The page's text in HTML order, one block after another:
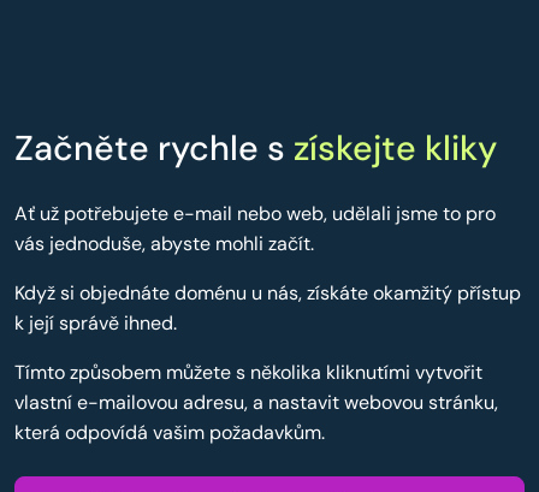
Začněte rychle s získejte kliky
Ať už potřebujete e-mail nebo web, udělali jsme to pro
vás jednoduše, abyste mohli začít.
Když si objednáte doménu u nás, získáte okamžitý přístup
k její správě ihned.
Tímto způsobem můžete s několika kliknutími vytvořit
vlastní e-mailovou adresu, a nastavit webovou stránku,
která odpovídá vašim požadavkům.